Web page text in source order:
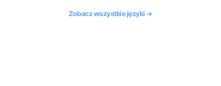
Zobacz wszystkie języki →